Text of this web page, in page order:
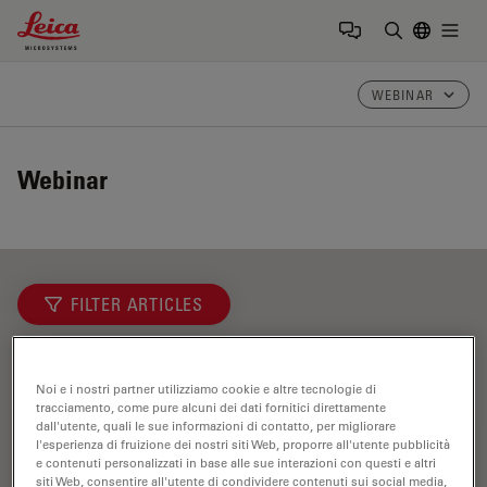
Leica Microsystems Logo
WEBINAR
Webinar
FILTER ARTICLES
Noi e i nostri partner utilizziamo cookie e altre tecnologie di
tracciamento, come pure alcuni dei dati fornitici direttamente
dall'utente, quali le sue informazioni di contatto, per migliorare
l'esperienza di fruizione dei nostri siti Web, proporre all'utente pubblicità
e contenuti personalizzati in base alle sue interazioni con questi e altri
siti Web, consentire all'utente di condividere contenuti sui social media,